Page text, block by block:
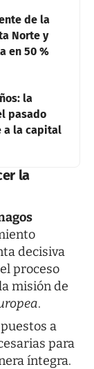
de la
Norte y
en 50 %
la
pasado
a la capital
la
decisiva
proceso
misión de
.
a
para
íntegra.